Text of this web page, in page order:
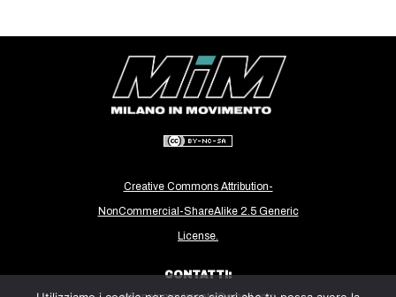
bsky
Creative Commons Attribution-
NonCommercial-ShareAlike 2.5 Generic
License.
CONTATTI: